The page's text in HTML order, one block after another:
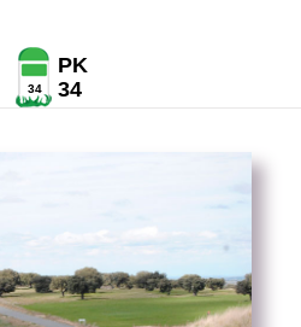
34
PK
34